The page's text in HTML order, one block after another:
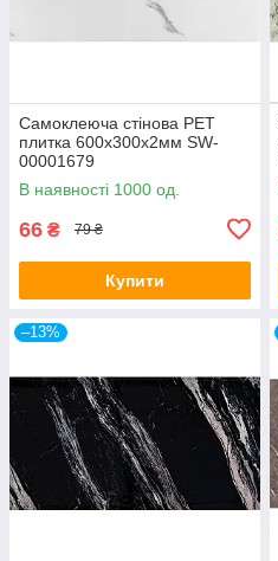
Самоклеюча стінова PET
плитка 600х300х2мм SW-
00001679
В наявності 1000 од.
66 ₴ 79 ₴
Купити
–13%